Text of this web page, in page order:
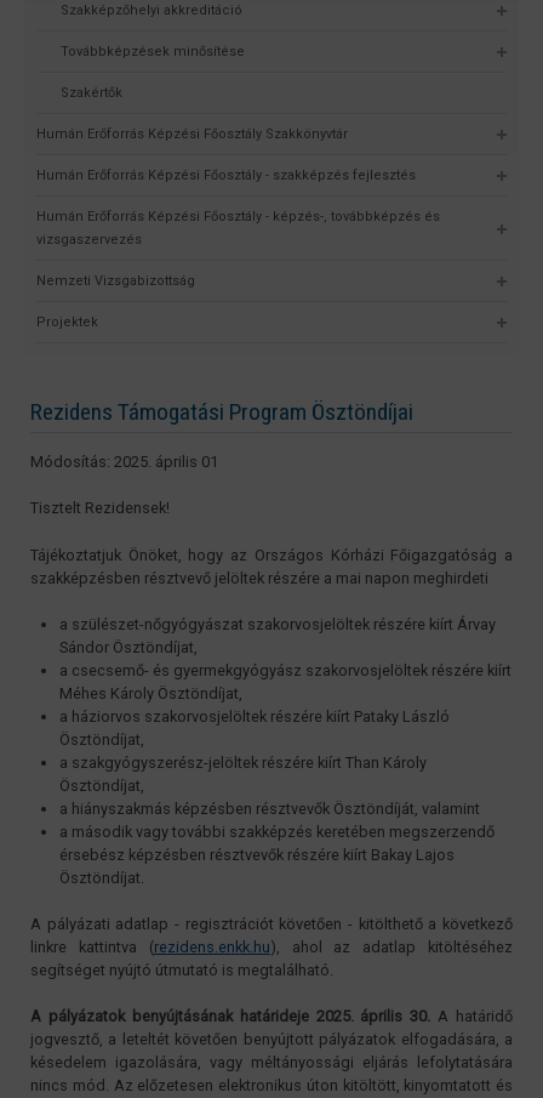
Szakképzőhelyi akkreditáció
Továbbképzések minősítése
Szakértők
Humán Erőforrás Képzési Főosztály Szakkönyvtár
Humán Erőforrás Képzési Főosztály - szakképzés fejlesztés
Humán Erőforrás Képzési Főosztály - képzés-, továbbképzés és
vizsgaszervezés
Nemzeti Vizsgabizottság
Projektek
Rezidens Támogatási Program Ösztöndíjai
Módosítás: 2025. április 01
Tisztelt Rezidensek!
Tájékoztatjuk Önöket, hogy az Országos Kórházi Főigazgatóság a
szakképzésben résztvevő jelöltek részére a mai napon meghirdeti
a szülészet-nőgyógyászat szakorvosjelöltek részére kiírt Árvay
Sándor Ösztöndíjat,
a csecsemő- és gyermekgyógyász szakorvosjelöltek részére kiírt
Méhes Károly Ösztöndíjat,
a háziorvos szakorvosjelöltek részére kiírt Pataky László
Ösztöndíjat,
a szakgyógyszerész-jelöltek részére kiírt Than Károly
Ösztöndíjat,
a hiányszakmás képzésben résztvevők Ösztöndíját, valamint
a második vagy további szakképzés keretében megszerzendő
érsebész képzésben résztvevők részére kiírt Bakay Lajos
Ösztöndíjat.
A pályázati adatlap - regisztrációt követően - kitölthető a következő
linkre kattintva (rezidens.enkk.hu), ahol az adatlap kitöltéséhez
segítséget nyújtó útmutató is megtalálható.
A pályázatok benyújtásának határideje 2025. április 30. A határidő
jogvesztő, a leteltét követően benyújtott pályázatok elfogadására, a
késedelem igazolására, vagy méltányossági eljárás lefolytatására
nincs mód. Az előzetesen elektronikus úton kitöltött, kinyomtatott és